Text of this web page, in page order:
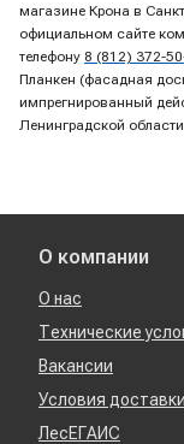
магазине Крона в
официальном сайте
телефону 8 (812) 372-
Планкен (фасадная
импрегнированный
Ленинградской
О компании
О нас
Технические
Вакансии
Условия доставки
ЛесЕГАИС